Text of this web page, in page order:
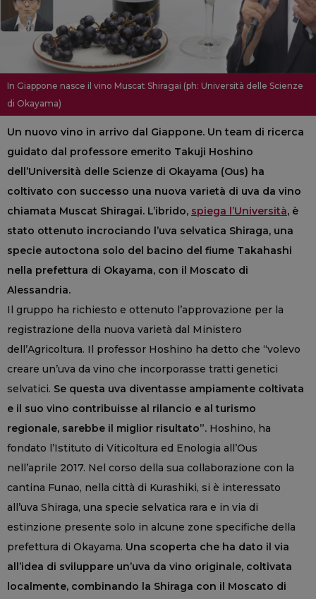
In Giappone nasce il vino Muscat Shiragai (ph: Università delle Scienze
di Okayama)
Un nuovo vino in arrivo dal Giappone. Un team di ricerca
guidato dal professore emerito Takuji Hoshino
dell’Università delle Scienze di Okayama (Ous) ha
coltivato con successo una nuova varietà di uva da vino
chiamata Muscat Shiragai. L’ibrido, spiega l’Università, è
stato ottenuto incrociando l’uva selvatica Shiraga, una
specie autoctona solo del bacino del fiume Takahashi
nella prefettura di Okayama, con il Moscato di
Alessandria.
Il gruppo ha richiesto e ottenuto l’approvazione per la
registrazione della nuova varietà dal Ministero
dell’Agricoltura. Il professor Hoshino ha detto che “volevo
creare un’uva da vino che incorporasse tratti genetici
selvatici. Se questa uva diventasse ampiamente coltivata
e il suo vino contribuisse al rilancio e al turismo
regionale, sarebbe il miglior risultato”. Hoshino, ha
fondato l’Istituto di Viticoltura ed Enologia all’Ous
nell’aprile 2017. Nel corso della sua collaborazione con la
cantina Funao, nella città di Kurashiki, si è interessato
all’uva Shiraga, una specie selvatica rara e in via di
estinzione presente solo in alcune zone specifiche della
prefettura di Okayama. Una scoperta che ha dato il via
all’idea di sviluppare un’uva da vino originale, coltivata
localmente, combinando la Shiraga con il Moscato di